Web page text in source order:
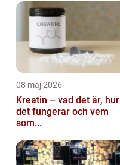
08 maj 2026
Kreatin – vad det är, hur
det fungerar och vem
som...